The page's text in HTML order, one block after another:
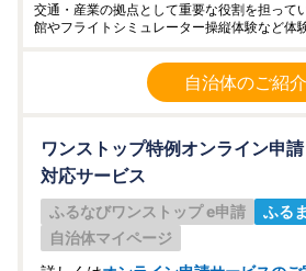
交通・産業の拠点として重要な役割を担って
館やフライトシミュレーター操縦体験など体
自治体のご紹介
ワンストップ特例オンライン申請
対応サービス
ふるなびワンストップ e申請
ふる
自治体マイページ